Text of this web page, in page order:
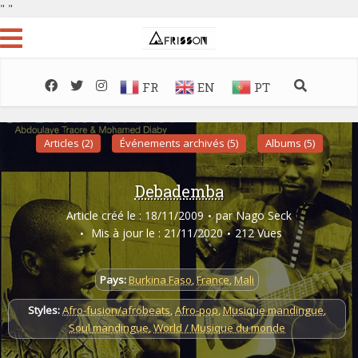
" "
FR EN PT
Articles (2) Événements archivés (5) Albums (5)
Debademba
Article créé le : 18/11/2009 par Nago Seck
Mis à jour le : 21/11/2020
212 Vues
Pays:Burkina Faso,France,Mali
Styles:Afro-fusion/afrobeats,Afro-pop,Musique mandingue,
Soul mandingue,World / Musique du monde